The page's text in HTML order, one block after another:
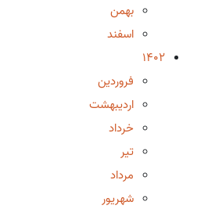
بهمن
اسفند
1402
فروردین
اردیبهشت
خرداد
تیر
مرداد
شهریور